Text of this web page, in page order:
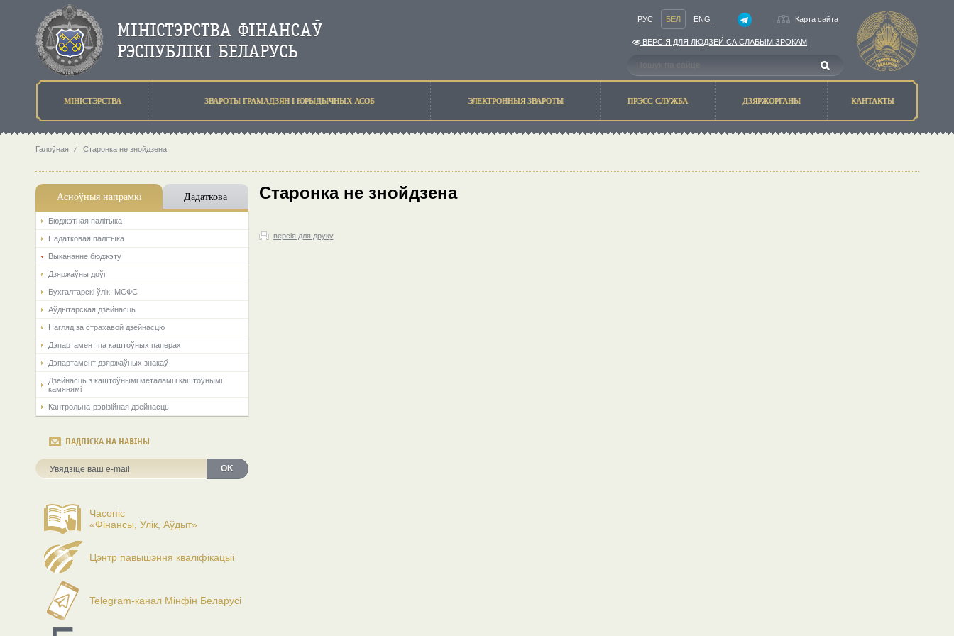
РУС БЕЛ ENG Карта сайта
ВЕРСIЯ ДЛЯ ЛЮДЗЕЙ СА СЛАБЫМ ЗРОКАМ
МIНIСТЭРСТВА ЗВАРОТЫ ГРАМАДЗЯН I ЮРЫДЫЧНЫХ АСОБ ЭЛЕКТРОННЫЯ ЗВАРОТЫ ПРЭСС-СЛУЖБА ДЗЯРЖОРГАНЫ КАНТАКТЫ
Галоўная ⁄ Старонка не знойдзена
Асноўныя напрамкi Дадаткова
Бюджэтная палiтыка
Падатковая палітыка
Выкананне бюджэту
Дзяржаўны доўг
Бухгалтарскі ўлік. МСФС
Аўдытарская дзейнасць
Нагляд за страхавой дзейнасцю
Дэпартамент па каштоўных паперах
Дэпартамент дзяржаўных знакаў
Дзейнасць з каштоўнымі металамі і каштоўнымі
камянямі
Кантрольна-рэвізійная дзейнасць
ПАДПІСКА НА НАВІНЫ
OK
Часопіс
«Фінансы, Улік, Аўдыт»
Цэнтр павышэння кваліфікацыі
Telegram-канал Мінфін Беларусі
Старонка не знойдзена
версія для друку